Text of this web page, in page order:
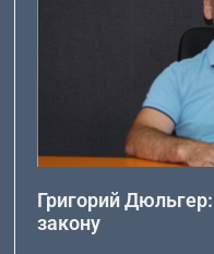
Григорий
закону